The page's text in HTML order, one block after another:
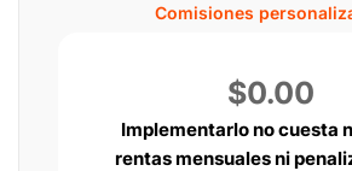
Comisiones
$0.00
Implementarlo no cuesta
rentas mensuales ni